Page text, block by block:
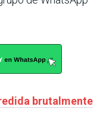
brutalmente